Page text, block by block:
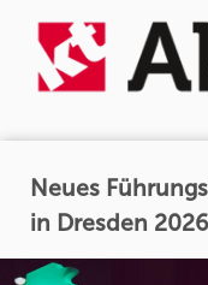
Neues
in Dresden 2026